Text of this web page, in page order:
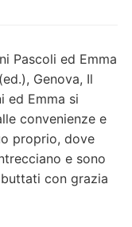
Pascoli ed Emma
Genova, Il
ed Emma si
convenienze e
proprio, dove
e sono
con grazia